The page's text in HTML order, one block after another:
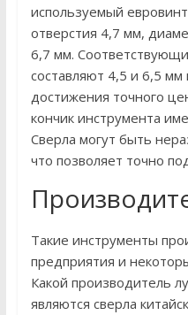
используемый
отверстия 4,7 мм,
6,7 мм.
составляют 4,5 и 6,5
достижения точного
кончик инструмента
Сверла могут быть
что позволяет точно
Такие инструменты
предприятия и
Какой производитель
являются сверла